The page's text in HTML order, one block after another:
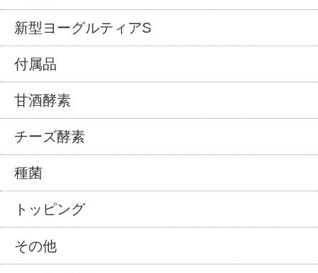
新型ヨーグルティアS
付属品
甘酒酵素
チーズ酵素
種菌
トッピング
その他